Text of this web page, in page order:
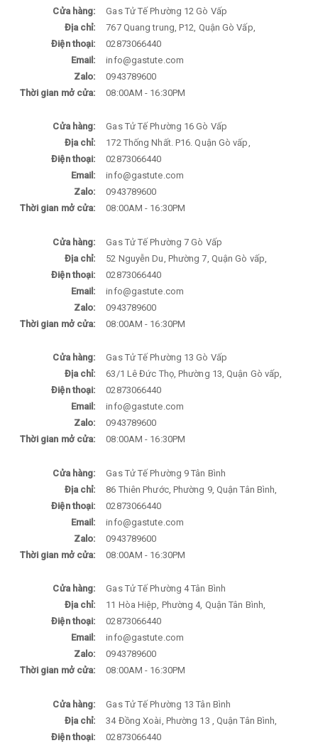
Cửa hàng:
Gas Tử Tế Phường 12 Gò Vấp
Địa chỉ:
767 Quang trung, P12, Quận Gò Vấp,
Điện thoại:
02873066440
Email:
info@gastute.com
Zalo:
0943789600
Thời gian mở cửa:
08:00AM - 16:30PM
Cửa hàng:
Gas Tử Tế Phường 16 Gò Vấp
Địa chỉ:
172 Thống Nhất. P16. Quận Gò vấp,
Điện thoại:
02873066440
Email:
info@gastute.com
Zalo:
0943789600
Thời gian mở cửa:
08:00AM - 16:30PM
Cửa hàng:
Gas Tử Tế Phường 7 Gò Vấp
Địa chỉ:
52 Nguyễn Du, Phường 7, Quận Gò vấp,
Điện thoại:
02873066440
Email:
info@gastute.com
Zalo:
0943789600
Thời gian mở cửa:
08:00AM - 16:30PM
Cửa hàng:
Gas Tử Tế Phường 13 Gò Vấp
Địa chỉ:
63/1 Lê Đức Thọ, Phường 13, Quận Gò vấp,
Điện thoại:
02873066440
Email:
info@gastute.com
Zalo:
0943789600
Thời gian mở cửa:
08:00AM - 16:30PM
Cửa hàng:
Gas Tử Tế Phường 9 Tân Bình
Địa chỉ:
86 Thiên Phước, Phường 9, Quận Tân Bình,
Điện thoại:
02873066440
Email:
info@gastute.com
Zalo:
0943789600
Thời gian mở cửa:
08:00AM - 16:30PM
Cửa hàng:
Gas Tử Tế Phường 4 Tân Bình
Địa chỉ:
11 Hòa Hiệp, Phường 4, Quận Tân Bình,
Điện thoại:
02873066440
Email:
info@gastute.com
Zalo:
0943789600
Thời gian mở cửa:
08:00AM - 16:30PM
Cửa hàng:
Gas Tử Tế Phường 13 Tân Bình
Địa chỉ:
34 Đồng Xoài, Phường 13 , Quận Tân Bình,
Điện thoại:
02873066440